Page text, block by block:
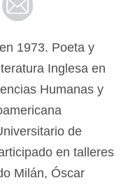
1973. Poeta y
Inglesa en
Humanas y
de
en talleres
Milán, Óscar